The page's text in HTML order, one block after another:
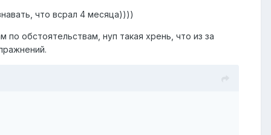
что всрал 4 месяца))))
по обстоятельствам, нуп такая хрень, что из за